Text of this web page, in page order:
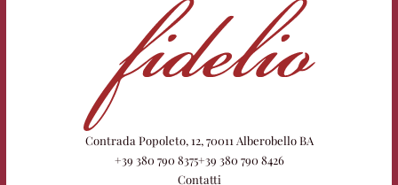
Contrada Popoleto, 12, 70011 Alberobello BA
+39 380 790 8375+39 380 790 8426
Contatti